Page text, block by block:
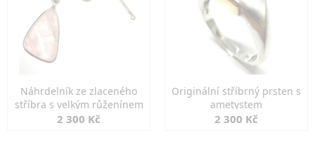
Náhrdelník ze zlaceného
stříbra s velkým růženínem
2 300 Kč
Originální stříbrný prsten s
ametystem
2 300 Kč